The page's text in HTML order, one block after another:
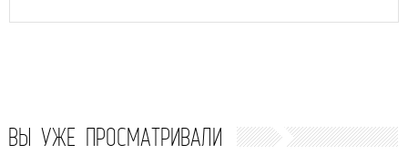
ВЫ УЖЕ ПРОСМАТРИВАЛИ